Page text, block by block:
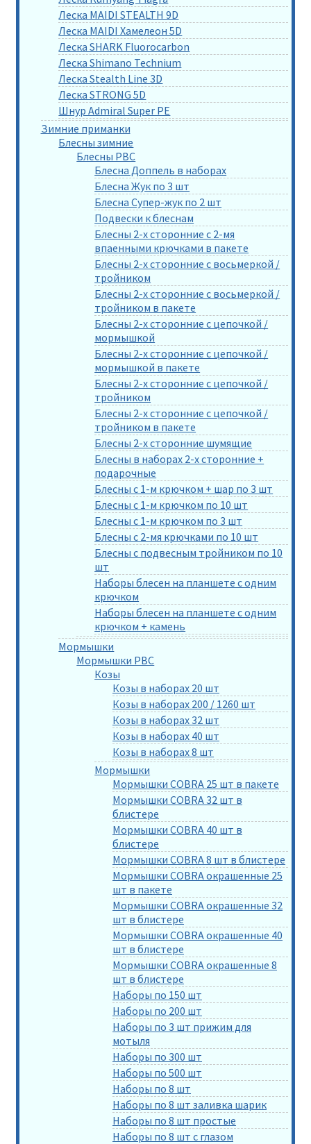
Леска MAIDI STEALTH 9D
Леска MAIDI Хамелеон 5D
Леска SHARK Fluorocarbon
Леска Shimano Technium
Леска Stealth Line 3D
Леска STRONG 5D
Шнур Admiral Super PE
Зимние приманки
Блесны зимние
Блесны РВС
Блесна Доппель в наборах
Блесна Жук по 3 шт
Блесна Супер-жук по 2 шт
Подвески к блеснам
Блесны 2-х сторонние с 2-мя
впаенными крючками в пакете
Блесны 2-х сторонние с восьмеркой /
тройником
Блесны 2-х сторонние с восьмеркой /
тройником в пакете
Блесны 2-х сторонние с цепочкой /
мормышкой
Блесны 2-х сторонние с цепочкой /
мормышкой в пакете
Блесны 2-х сторонние с цепочкой /
тройником
Блесны 2-х сторонние с цепочкой /
тройником в пакете
Блесны 2-х сторонние шумящие
Блесны в наборах 2-х сторонние +
подарочные
Блесны с 1-м крючком + шар по 3 шт
Блесны с 1-м крючком по 10 шт
Блесны с 1-м крючком по 3 шт
Блесны с 2-мя крючками по 10 шт
Блесны с подвесным тройником по 10
шт
Наборы блесен на планшете с одним
крючком
Наборы блесен на планшете с одним
крючком + камень
Мормышки
Мормышки РВС
Козы
Козы в наборах 20 шт
Козы в наборах 200 / 1260 шт
Козы в наборах 32 шт
Козы в наборах 40 шт
Козы в наборах 8 шт
Мормышки
Мормышки COBRA 25 шт в пакете
Мормышки COBRA 32 шт в
блистере
Мормышки COBRA 40 шт в
блистере
Мормышки COBRA 8 шт в блистере
Мормышки COBRA окрашенные 25
шт в пакете
Мормышки COBRA окрашенные 32
шт в блистере
Мормышки COBRA окрашенные 40
шт в блистере
Мормышки COBRA окрашенные 8
шт в блистере
Наборы по 150 шт
Наборы по 200 шт
Наборы по 3 шт прижим для
мотыля
Наборы по 300 шт
Наборы по 500 шт
Наборы по 8 шт
Наборы по 8 шт заливка шарик
Наборы по 8 шт простые
Наборы по 8 шт с глазом